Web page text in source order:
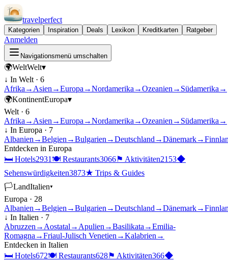
travelperfect
Kategorien Inspiration Deals Lexikon Kreditkarten Ratgeber
Anmelden
Navigationsmenü umschalten
🌍WeltWelt▾
↓ In Welt · 6
Afrika → Asien →Europa →Nordamerika →Ozeanien → Südamerika →
🌍KontinentEuropa▾
Welt · 6
Afrika → Asien →Europa →Nordamerika →Ozeanien → Südamerika →
↓ In Europa · 7
Albanien →Belgien →Bulgarien →Deutschland →Dänemark→
Entdecken in Europa
🛏 Hotels2931 🍽 Restaurants3066⚑ Aktivitäten2153◆
Sehenswürdigkeiten3873★ Trips & Guides
🏳LandItalien▾
Europa · 28
Albanien →Belgien →Bulgarien →Deutschland →Dänemark→
↓ In Italien · 7
Abruzzen → Aostatal → Apulien →Basilikata →Emilia-
Romagna →Friaul-Julisch Venetien →Kalabrien →
Entdecken in Italien
🛏 Hotels672🍽 Restaurants628⚑ Aktivitäten366◆